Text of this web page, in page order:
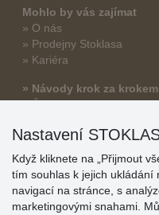
Mohlo by vás zajímat
» O nás
» Prodejny Stoklasa
» Kariéra
» Návody krok za krokem
» Články
Nastavení
Když kliknete na „Přijmout
tím souhlas k jejich
navigací na stránce, s
marketingovými snahami.